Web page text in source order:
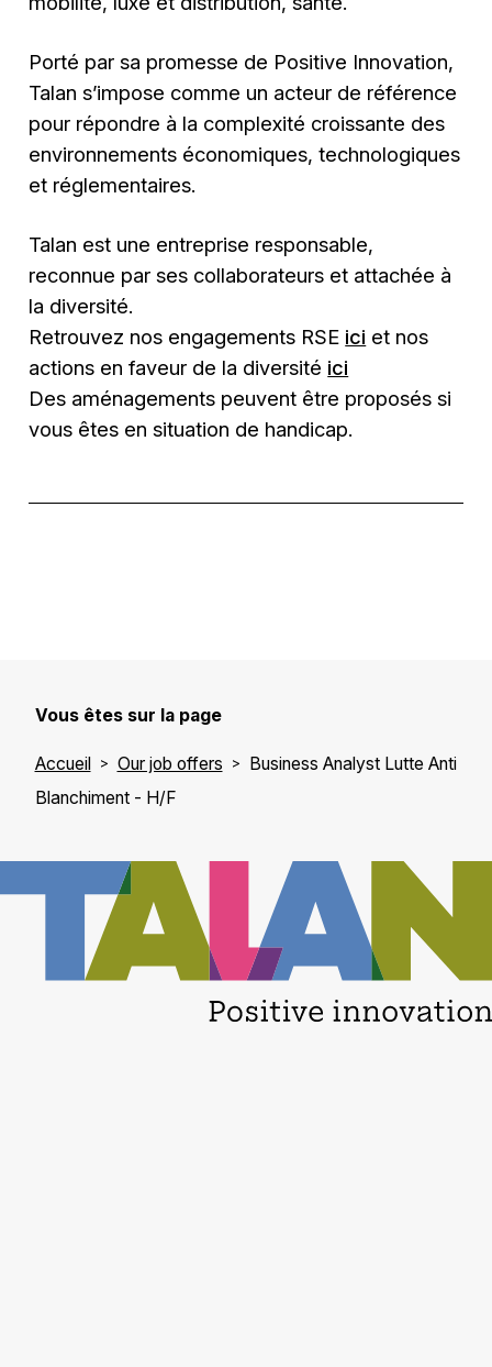
Porté par sa promesse de Positive Innovation,
Talan s’impose comme un acteur de référence
pour répondre à la complexité croissante des
environnements économiques, technologiques
et réglementaires.
Talan est une entreprise responsable,
reconnue par ses collaborateurs et attachée à
la diversité.
Retrouvez nos engagements RSE ici et nos
actions en faveur de la diversité ici
Des aménagements peuvent être proposés si
vous êtes en situation de handicap.
Vous êtes sur la page
Accueil Our job offers
Business Analyst Lutte Anti
Blanchiment - H/F